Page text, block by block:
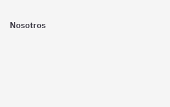
Nosotros